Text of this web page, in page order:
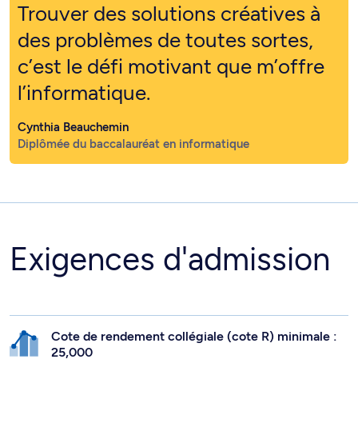
Trouver des solutions créatives à
des problèmes de toutes sortes,
c’est le défi motivant que m’offre
l’informatique.
Cynthia Beauchemin
Diplômée du baccalauréat en informatique
Exigences d'admission
Cote de rendement collégiale (cote R) minimale :
25,000